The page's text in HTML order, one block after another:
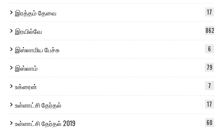
இரத்தம் தேவை 17
இரயில்வே 862
இஸ்லாமிய பேச்சு 6
இஸ்லாம் 79
உக்ரைன் 7
உள்ளாட்சி தேர்தல் 17
உள்ளாட்சி தேர்தல் 2019 60